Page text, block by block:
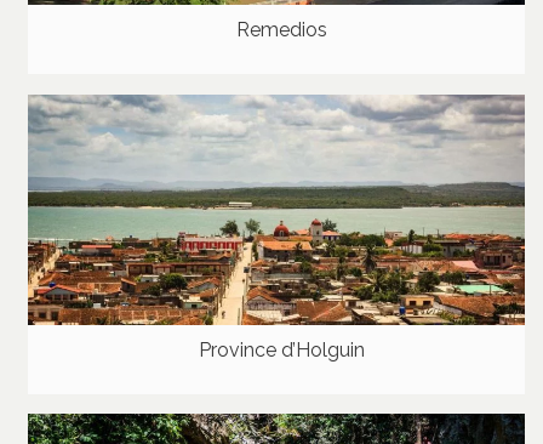
Remedios
Province d’Holguin